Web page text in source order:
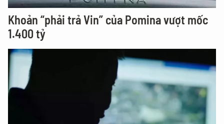
Khoản “phải trả Vin” của Pomina vượt mốc
1.400 tỷ